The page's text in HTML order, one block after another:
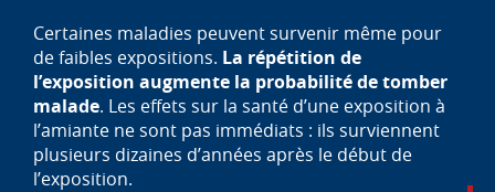
Certaines maladies peuvent survenir même pour
de faibles expositions. La répétition de
l’exposition augmente la probabilité de tomber
malade. Les effets sur la santé d’une exposition à
l’amiante ne sont pas immédiats : ils surviennent
plusieurs dizaines d’années après le début de
l’exposition.